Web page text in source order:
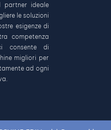
partner ideale
le soluzioni
esigenze di
competenza
di
migliori per
ad ogni